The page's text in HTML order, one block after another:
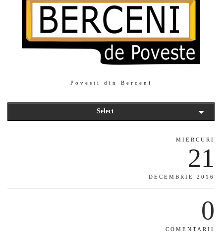
Povesti din Berceni
Select
MIERCURI
21
DECEMBRIE 2016
0
COMENTARII